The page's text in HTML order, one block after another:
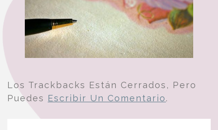
Los Trackbacks Están Cerrados, Pero
Puedes Escribir Un Comentario.